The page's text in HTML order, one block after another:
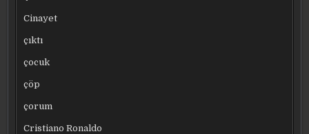
Cinayet
çıktı
çocuk
çöp
çorum
Cristiano Ronaldo